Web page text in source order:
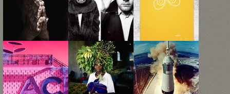
Портреты
бездомных в
объективе
Ли ...
Знаменитости
в объективе
Алекси
Любомирски
Минималистичные
постеры для
мультиков
Pixar